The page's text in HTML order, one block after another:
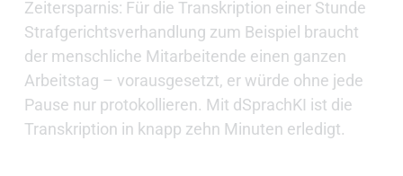
Zeitersparnis: Für die Transkription einer Stunde
Strafgerichtsverhandlung zum Beispiel braucht
der menschliche Mitarbeitende einen ganzen
Arbeitstag – vorausgesetzt, er würde ohne jede
Pause nur protokollieren. Mit dSprachKI ist die
Transkription in knapp zehn Minuten erledigt.